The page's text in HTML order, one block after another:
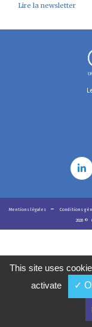
Lire la newsletter
Mentions légales Conditions
2020 ©
This site uses
activate
✓